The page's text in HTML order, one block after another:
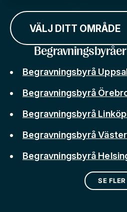
VÄLJ DITT OMRÅDE
Begravningsbyrå
Begravningsbyrå
Begravningsbyrå
Begravningsbyrå
Begravningsbyrå
SE FLER